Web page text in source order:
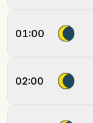
01:00
02:00